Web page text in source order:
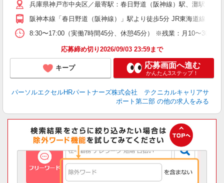
兵庫県神戸市中央区／最寄駅：春日野道（阪神線）駅、灘駅
阪神本線「春日野道（阪神線）」駅より徒歩5分 JR東海道線「灘
8:30〜17:00（実働7時間45分、休憩45分） ※残業：月10〜30時
応募締め切り2026/09/03 23:59まで
キープ 応募画面へ進む
かんたん3ステップ！
パーソルエクセルHRパートナーズ株式会社 テクニカルキャリアサ
ポート第二部 の他の求人をみる